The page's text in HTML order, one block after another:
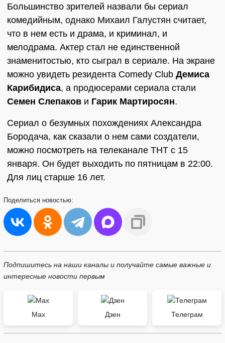
Большинство зрителей назвали бы сериал
комедийным, однако Михаил Галустян считает,
что в нем есть и драма, и криминал, и
мелодрама. Актер стал не единственной
знаменитостью, кто сыграл в сериале. На экране
можно увидеть резидента Comedy Club Демиса
Карибидиса, а продюсерами сериала стали
Семен Слепаков и Гарик Мартиросян.
Сериал о безумных похождениях Александра
Бородача, как сказали о нем сами создатели,
можно посмотреть на телеканале ТНТ с 15
января. Он будет выходить по пятницам в 22:00.
Для лиц старше 16 лет.
Поделиться новостью:
Подпишитесь на наши каналы и получайте самые важные и
интересные новости первым
Max Дзен Телеграм